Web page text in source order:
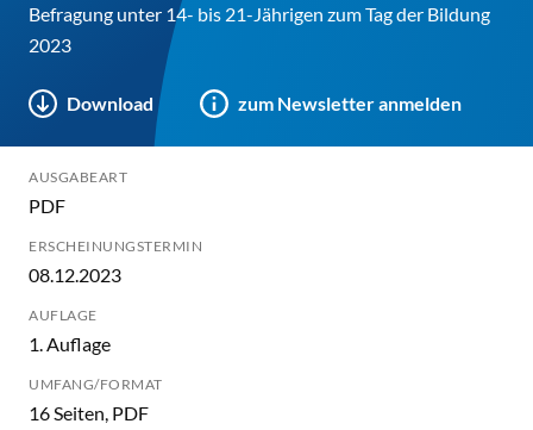
Befragung unter 14- bis 21-Jährigen zum Tag der Bildung
2023
Download zum Newsletter anmelden
AUSGABEART
PDF
ERSCHEINUNGSTERMIN
08.12.2023
AUFLAGE
1. Auflage
UMFANG/FORMAT
16 Seiten, PDF